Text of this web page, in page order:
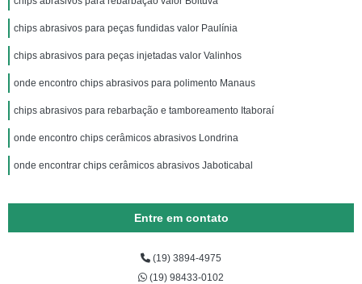
chips abrasivos para peças fundidas valor Paulínia
chips abrasivos para peças injetadas valor Valinhos
onde encontro chips abrasivos para polimento Manaus
chips abrasivos para rebarbação e tamboreamento Itaboraí
onde encontro chips cerâmicos abrasivos Londrina
onde encontrar chips cerâmicos abrasivos Jaboticabal
Entre em contato
(19) 3894-4975
(19) 98433-0102